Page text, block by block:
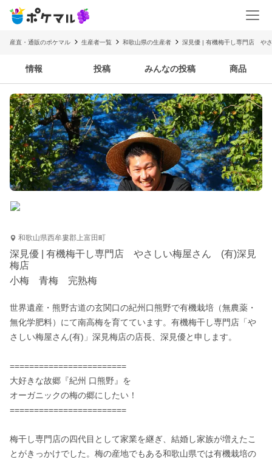
産直・通販のポケマル 生産者一覧 和歌山県の生産者 深見優 | 有機梅干し専門店 や
情報 投稿 みんなの投稿 商品
和歌山県西牟婁郡上富田町
深見優 | 有機梅干し専門店 やさしい梅屋さん (有)深見
梅店
小梅 青梅 完熟梅
世界遺産・熊野古道の玄関口の紀州口熊野で有機栽培（無農薬・
無化学肥料）にて南高梅を育てています。有機梅干し専門店「や
さしい梅屋さん(有)」深見梅店の店長、深見優と申します。
========================
大好きな故郷『紀州 口熊野』を
オーガニックの梅の郷にしたい！
========================
梅干し専門店の四代目として家業を継ぎ、結婚し家族が増えたこ
とがきっかけでした。梅の産地でもある和歌山県では有機栽培の